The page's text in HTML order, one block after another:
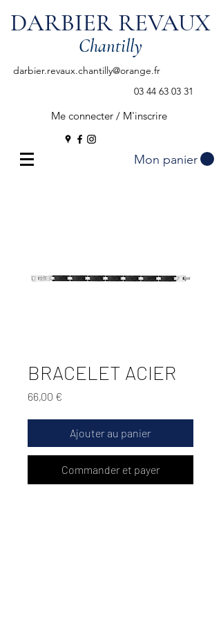
DARBIER REVAUX
Chantilly
darbier.revaux.chantilly@orange.fr
03 44 63 03 31
Me connecter / M'inscrire
Mon panier
BRACELET ACIER
66,00 €
Ajouter au panier
Commander et payer